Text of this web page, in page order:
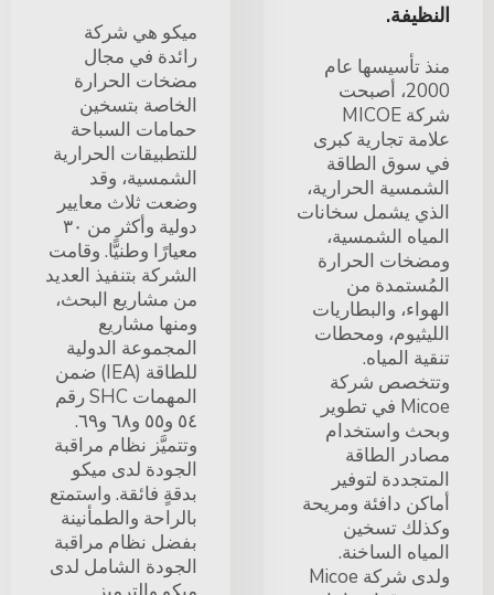
النظيفة.
منذ تأسيسها عام
2000، أصبحت
شركة MICOE
علامة تجارية كبرى
في سوق الطاقة
الشمسية الحرارية،
الذي يشمل سخانات
المياه الشمسية،
ومضخات الحرارة
المُستمدة من
الهواء، والبطاريات
الليثيوم، ومحطات
تنقية المياه.
وتتخصص شركة
Micoe في تطوير
وبحث واستخدام
مصادر الطاقة
المتجددة لتوفير
أماكن دافئة ومريحة
وكذلك تسخين
المياه الساخنة.
ولدى شركة Micoe
ميكو هي شركة
رائدة في مجال
مضخات الحرارة
الخاصة بتسخين
حمامات السباحة
للتطبيقات الحرارية
الشمسية، وقد
وضعت ثلاث معايير
دولية وأكثر من ٣٠
معيارًا وطنيًّا. وقامت
الشركة بتنفيذ العديد
من مشاريع البحث،
ومنها مشاريع
المجموعة الدولية
للطاقة (IEA) ضمن
المهمات SHC رقم
٥٤ و٥٥ و٦٨ و٦٩.
وتتميَّز نظام مراقبة
الجودة لدى ميكو
بدقةٍ فائقة. واستمتع
بالراحة والطمأنينة
بفضل نظام مراقبة
الجودة الشامل لدى